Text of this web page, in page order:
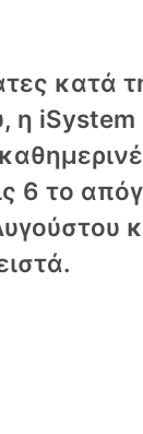
κατά
η iSystem
6 το